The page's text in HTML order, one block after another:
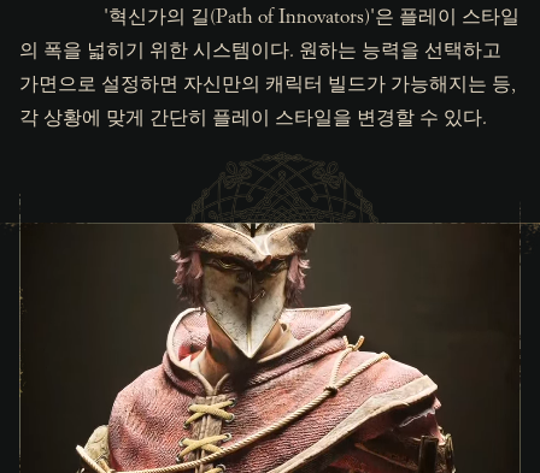
'혁신가의 길(Path of Innovators)'은 플레이 스타일
의 폭을 넓히기 위한 시스템이다. 원하는 능력을 선택하고
가면으로 설정하면 자신만의 캐릭터 빌드가 가능해지는 등,
각 상황에 맞게 간단히 플레이 스타일을 변경할 수 있다.